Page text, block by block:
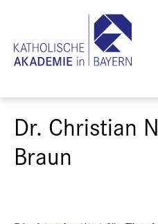
Dr. Christian
Braun